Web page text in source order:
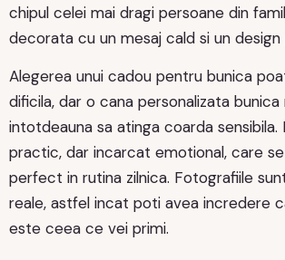
chipul celei mai dragi persoane din
decorata cu un mesaj cald si un design
Alegerea unui cadou pentru bunica
dificila, dar o cana personalizata
intotdeauna sa atinga coarda sensibila.
practic, dar incarcat emotional, care
perfect in rutina zilnica. Fotografiile
reale, astfel incat poti avea incredere
este ceea ce vei primi.